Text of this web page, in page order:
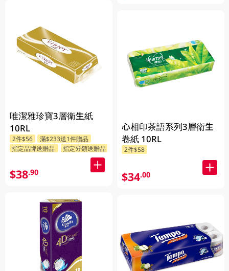
唯潔雅珍寶3層衛生紙
10RL
2件$56
滿$233送1件贈品
指定品牌送贈品
指定分類送贈品
$38.90
心相印茶語系列3層衛生
卷紙 10RL
2件$58
$34.00